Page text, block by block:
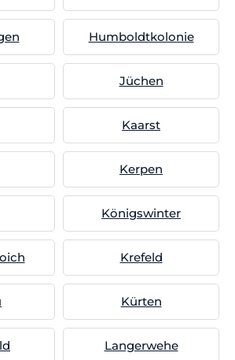
Humboldtkolonie
Jüchen
Kaarst
Kerpen
Königswinter
Krefeld
Kürten
Langerwehe